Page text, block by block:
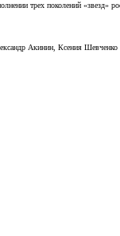
трех поколений «звезд»
Акинин, Ксения Шевченко